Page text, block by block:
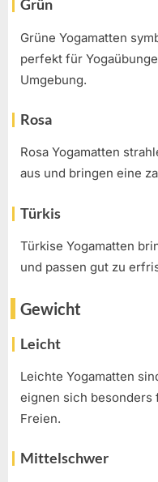
Grün
Grüne Yogamatten
perfekt für
Umgebung.
Rosa
Rosa Yogamatten
aus und bringen eine
Türkis
Türkise Yogamatten
und passen gut zu
Gewicht
Leicht
Leichte Yogamatten
eignen sich besonders
Freien.
Mittelschwer